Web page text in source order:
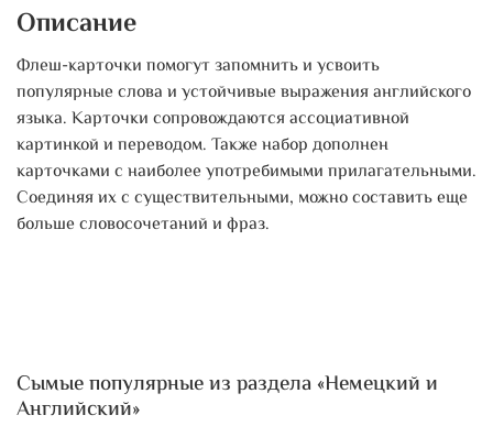
Описание
Флеш-карточки помогут запомнить и усвоить
популярные слова и устойчивые выражения английского
языка. Карточки сопровождаются ассоциативной
картинкой и переводом. Также набор дополнен
карточками с наиболее употребимыми прилагательными.
Соединяя их с существительными, можно составить еще
больше словосочетаний и фраз.
Сымые популярные из раздела «Немецкий и
Английский»